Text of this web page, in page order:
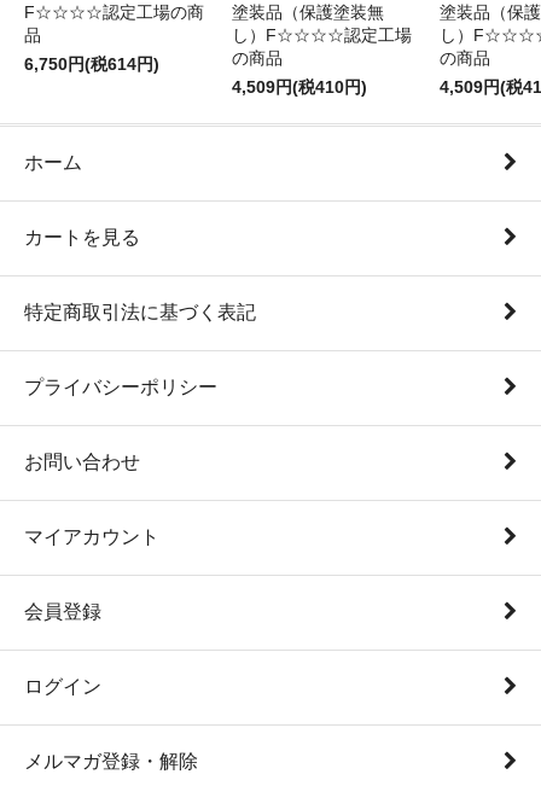
F☆☆☆☆認定工場の商
品
6,750円(税614円)
塗装品（保護塗装無
し）F☆☆☆☆認定工場
の商品
4,509円(税410円)
塗装品（保
し）
の商品
4,509円(税
ホーム
カートを見る
特定商取引法に基づく表記
プライバシーポリシー
お問い合わせ
マイアカウント
会員登録
ログイン
メルマガ登録・解除